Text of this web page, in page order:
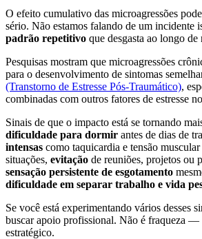
O efeito cumulativo das microagressões
sério. Não estamos falando de um incidente
padrão repetitivo que desgasta ao longo de
Pesquisas mostram que microagressões
para o desenvolvimento de sintomas
(Transtorno de Estresse Pós-Traumático),
combinadas com outros fatores de estresse
Sinais de que o impacto está se tornando
dificuldade para dormir antes de dias de
intensas como taquicardia e tensão
situações, evitação de reuniões, projetos ou
sensação persistente de esgotamento
dificuldade em separar trabalho e vida
Se você está experimentando vários desses
buscar apoio profissional. Não é fraqueza —
estratégico.